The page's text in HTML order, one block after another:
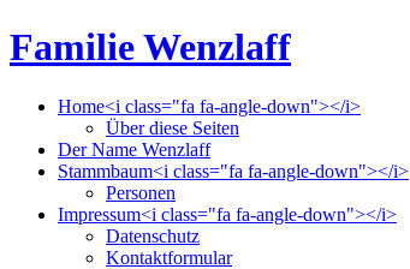
Familie Wenzlaff
Home<i class="fa fa-angle-down"></i>
Über diese Seiten
Der Name Wenzlaff
Stammbaum<i class="fa fa-angle-down"></i>
Personen
Impressum<i class="fa fa-angle-down"></i>
Datenschutz
Kontaktformular